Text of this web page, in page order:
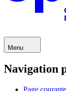
Menu
Navigation
Page courante